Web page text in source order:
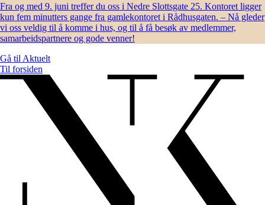
Fra og med 9. juni treffer du oss i Nedre Slottsgate 25. Kontoret ligger
kun fem minutters gange fra gamlekontoret i Rådhusgaten. – Nå gleder
vi oss veldig til å komme i hus, og til å få besøk av medlemmer,
samarbeidspartnere og gode venner!
Gå til Aktuelt
Til forsiden